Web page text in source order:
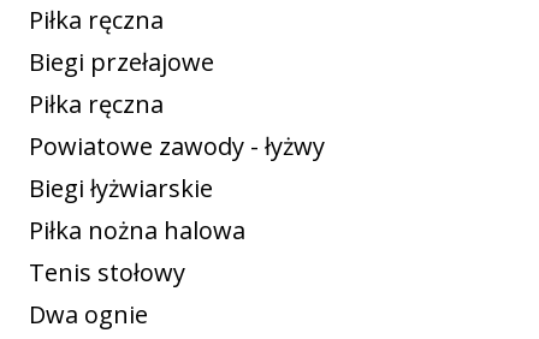
Piłka ręczna
Biegi przełajowe
Piłka ręczna
Powiatowe zawody - łyżwy
Biegi łyżwiarskie
Piłka nożna halowa
Tenis stołowy
Dwa ognie